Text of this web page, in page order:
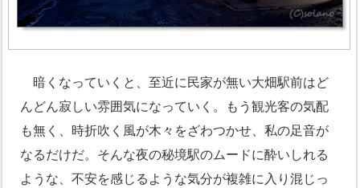
暗くなっていくと、至近に民家が無い大畑駅前はど
んどん寂しい雰囲気になっていく。もう観光客の気配
も無く、時折吹く風が木々をざわつかせ、私の足音が
なるだけだ。そんな夜の秘境駅のムードに酔いしれる
ような、不安を感じるような気分が複雑に入り混じっ